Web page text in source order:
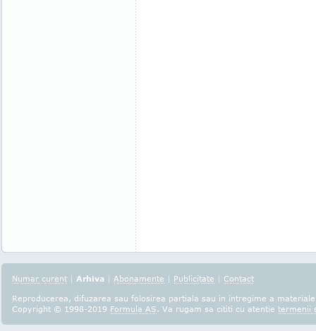
Numar curent | Arhiva | Abonamente | Publicitate | Contact
Reproducerea, difuzarea sau folosirea partiala sau in intregime a
Copyright © 1998-2019 Formula AS. Va rugam sa cititi cu atentie termenii